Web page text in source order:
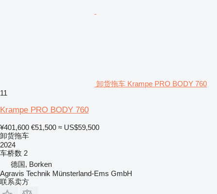
卸货拖车 Krampe PRO BODY 760
11
Krampe PRO BODY 760
¥401,600 €51,500 ≈ US$59,500
卸货拖车
2024
车桥数 2
德国, Borken
Agravis Technik Münsterland-Ems GmbH
联系卖方